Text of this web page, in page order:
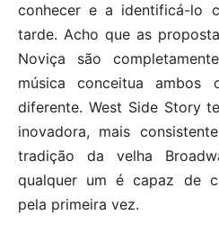
conhecer e a identificá-lo
tarde. Acho que as
Noviça são
música conceitua
diferente. West Side Story
inovadora, mais
tradição da velha
qualquer um é capaz de
pela primeira vez.